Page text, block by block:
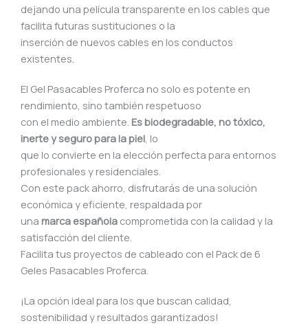
dejando una película transparente en los cables que
facilita futuras sustituciones o la
inserción de nuevos cables en los conductos
existentes.
El Gel Pasacables Proferca no solo es potente en
rendimiento, sino también respetuoso
con el medio ambiente. Es biodegradable, no tóxico,
inerte y seguro para la piel , lo
que lo convierte en la elección perfecta para entornos
profesionales y residenciales.
Con este pack ahorro, disfrutarás de una solución
económica y eficiente, respaldada por
una marca española comprometida con la calidad y la
satisfacción del cliente.
Facilita tus proyectos de cableado con el Pack de 6
Geles Pasacables Proferca.
¡La opción ideal para los que buscan calidad,
sostenibilidad y resultados garantizados!